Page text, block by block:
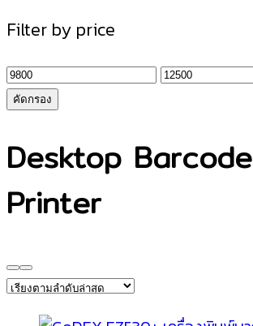
Filter by price
ราคา
ต่ำ
ราคา
คัดกรอง
Desktop Barcode
Printer